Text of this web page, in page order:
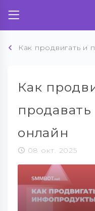
Как продвигать и
Как
онлайн
08 окт. 2025